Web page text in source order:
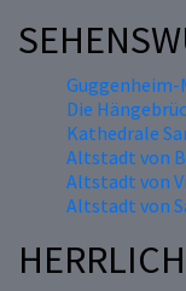
Guggenheim-
Die
Kathedrale
Altstadt von
Altstadt von
Altstadt von